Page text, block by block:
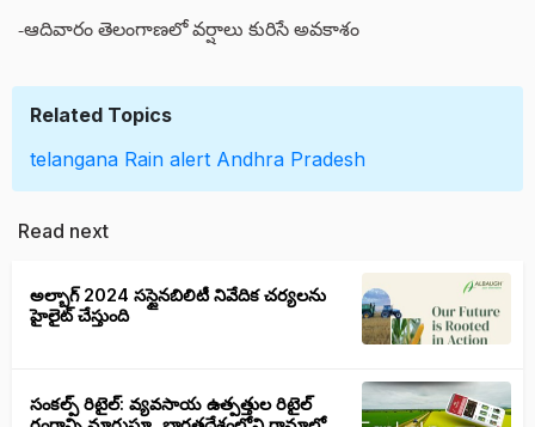
-ఆదివారం తెలంగాణలో వర్షాలు కురిసే అవకాశం
Related Topics
telangana Rain alert Andhra Pradesh
Read next
అల్బాగ్ 2024 సస్టైనబిలిటీ నివేదిక చర్యలను
హైలైట్ చేస్తుంది
సంకల్ప్ రిటైల్: వ్యవసాయ ఉత్పత్తుల రిటైల్